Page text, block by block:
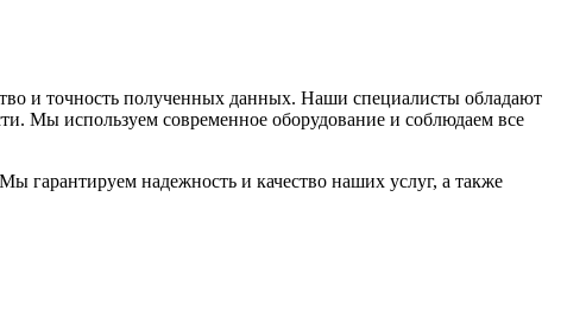
и точность полученных данных. Наши специалисты обладают
Мы используем современное оборудование и соблюдаем все
гарантируем надежность и качество наших услуг, а также